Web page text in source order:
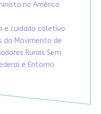
na América
e cuidado coletivo
do Movimento de
Rurais Sem
e Entorno